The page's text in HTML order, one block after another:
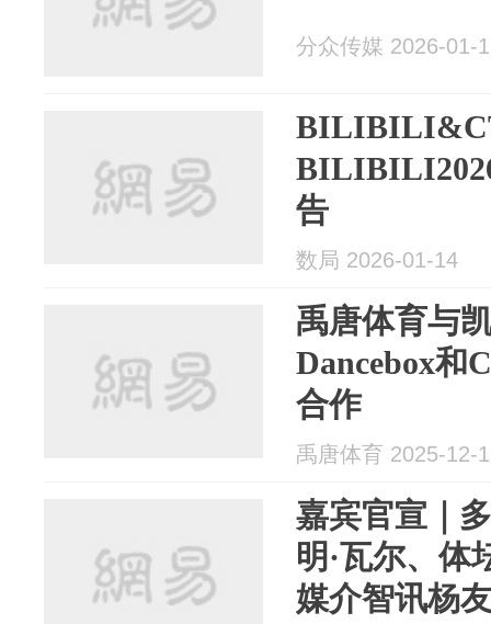
分众传媒 2026-01-
告
数局 2026-01-14
禹唐体育与
Dancebox和
合作
禹唐体育 2025-12-
嘉宾官宣｜
明·瓦尔、体
媒介智讯杨